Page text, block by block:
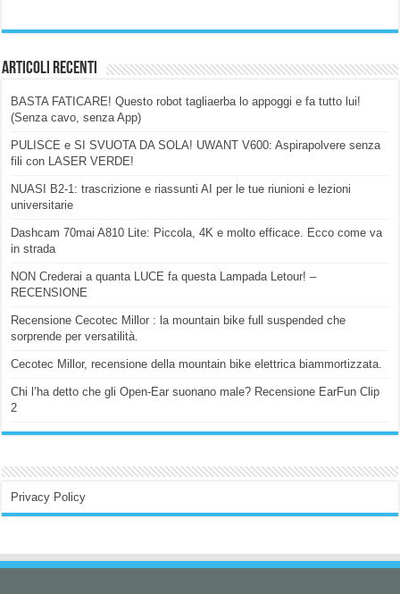
Articoli Recenti
BASTA FATICARE! Questo robot tagliaerba lo appoggi e fa tutto lui!
(Senza cavo, senza App)
PULISCE e SI SVUOTA DA SOLA! UWANT V600: Aspirapolvere senza
fili con LASER VERDE!
NUASI B2-1: trascrizione e riassunti AI per le tue riunioni e lezioni
universitarie
Dashcam 70mai A810 Lite: Piccola, 4K e molto efficace. Ecco come va
in strada
NON Crederai a quanta LUCE fa questa Lampada Letour! –
RECENSIONE
Recensione Cecotec Millor : la mountain bike full suspended che
sorprende per versatilità.
Cecotec Millor, recensione della mountain bike elettrica biammortizzata.
Chi l’ha detto che gli Open-Ear suonano male? Recensione EarFun Clip
2
Privacy Policy